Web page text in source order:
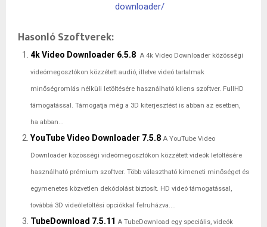
downloader/
Hasonló Szoftverek:
4k Video Downloader 6.5.8 A 4k Video Downloader közösségi
videómegosztókon közzétett audió, illetve videó tartalmak
minőségromlás nélküli letöltésére használható kliens szoftver. FullHD
támogatással. Támogatja még a 3D kiterjesztést is abban az esetben,
ha abban...
YouTube Video Downloader 7.5.8 A YouTube Video
Downloader közösségi videómegosztókon közzétett videók letöltésére
használható prémium szoftver. Több választható kimeneti minőséget és
egymenetes közvetlen dekódolást biztosít. HD videó támogatással,
továbbá 3D videóletöltési opciókkal felruházva....
TubeDownload 7.5.11 A TubeDownload egy speciális, videók